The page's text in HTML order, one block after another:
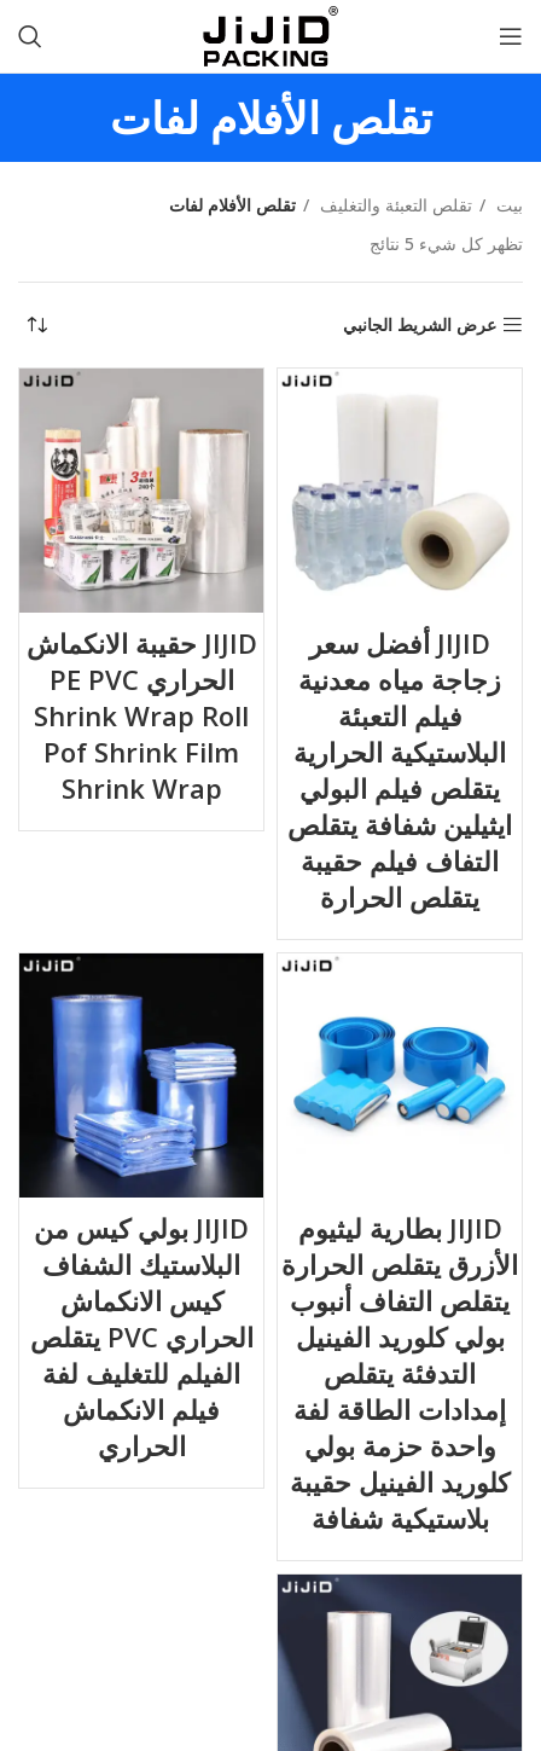
تقلص الأفلام لفات
بيت تقلص التعبئة والتغليف
تقلص الأفلام لفات
تظهر كل شيء 5 نتائج
عرض الشريط الجانبي
JIJID أفضل سعر
زجاجة مياه معدنية
فيلم التعبئة
البلاستيكية الحرارية
يتقلص فيلم البولي
ايثيلين شفافة يتقلص
التفاف فيلم حقيبة
يتقلص الحرارة
JIJID حقيبة الانكماش
الحراري PE PVC
Shrink Wrap Roll
Pof Shrink Film
Shrink Wrap
JIJID بطارية ليثيوم
الأزرق يتقلص الحرارة
يتقلص التفاف أنبوب
بولي كلوريد الفينيل
التدفئة يتقلص
إمدادات الطاقة لفة
واحدة حزمة بولي
كلوريد الفينيل حقيبة
بلاستيكية شفافة
JIJID بولي كيس من
البلاستيك الشفاف
كيس الانكماش
الحراري PVC يتقلص
الفيلم للتغليف لفة
فيلم الانكماش
الحراري